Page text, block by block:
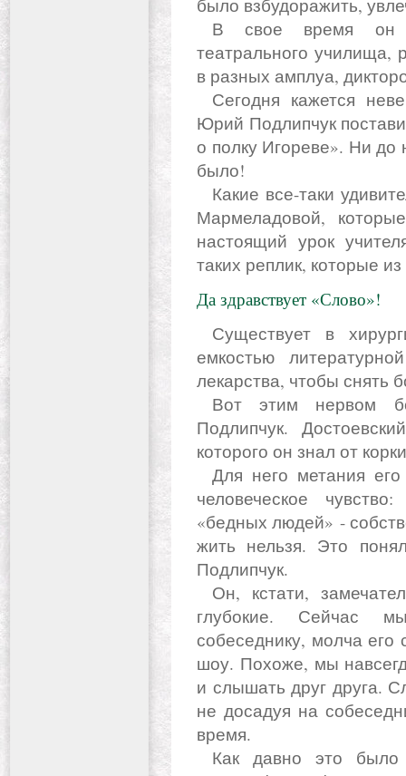
было взбудоражить,
В свое время он окончил актерское отделение
театрального училища,
в разных амплуа,
Сегодня кажется невероятным: на институтской сцене
Юрий Подлипчук
о полку Игореве». Ни до
было!
Какие все-таки удивительные слова были сказаны Соней
Мармеладовой,
настоящий урок
таких реплик, которые
Да здравствует «Слово»!
Существует в хирургии обстоятельство, обладающее
емкостью
лекарства, чтобы снять
Вот этим нервом боли соединены Достоевский и
Подлипчук.
которого он знал от
Для него метания его героев - тест на самое высокое
человеческое
«бедных людей» -
жить нельзя. Это
Подлипчук.
Он, кстати, замечательно молчал. Такие паузы делал
глубокие. Сейчас
собеседнику, молча его
шоу. Похоже, мы
и слышать друг друга.
не досадуя на
время.
Как давно это было - ни мышки, ни монитора, ни